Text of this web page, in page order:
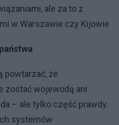
ale za to z
w Warszawie czy Kijowie
powtarzać, że
zostać wojewodą ani
– ale tylko część prawdy.
systemów